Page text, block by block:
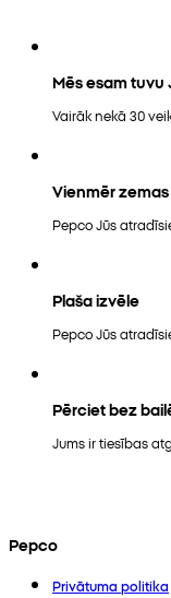
Mēs esam tuvu
Vairāk nekā 30
Vienmēr
Pepco Jūs
Plaša izvēle
Pepco Jūs
Pērciet bez
Jums ir tiesības
Pepco
Privātuma politika